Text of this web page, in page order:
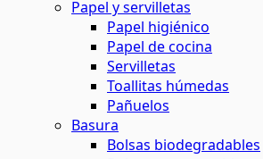
Papel y servilletas
Papel higiénico
Papel de cocina
Servilletas
Toallitas húmedas
Pañuelos
Basura
Bolsas biodegradables